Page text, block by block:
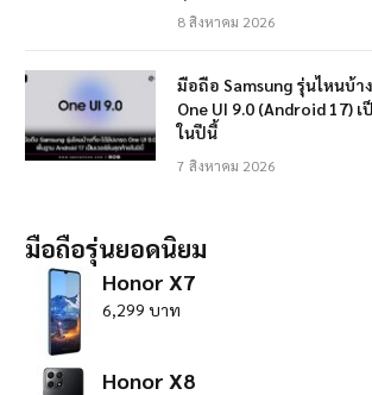
8 สิงหาคม 2026
มือถือ Samsung รุ่นไหนบ้า
One UI 9.0 (Android 17)
ในปีนี้
7 สิงหาคม 2026
มือถือรุ่นยอดนิยม
Honor X7
6,299 บาท
Honor X8